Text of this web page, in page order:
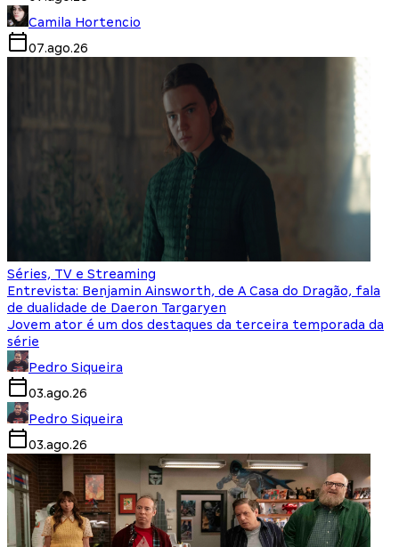
Camila Hortencio
07.ago.26
Séries, TV e Streaming
Entrevista: Benjamin Ainsworth, de A Casa do Dragão, fala
de dualidade de Daeron Targaryen
Jovem ator é um dos destaques da terceira temporada da
série
Pedro Siqueira
03.ago.26
Pedro Siqueira
03.ago.26